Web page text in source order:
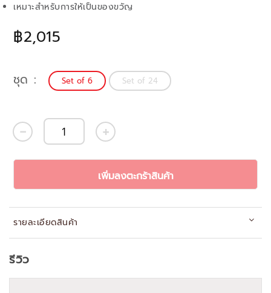
฿2,015
เหมาะสำหรับการให้เป็นของขวัญ
ชุด Set of 6 Set of 24
เพิ่มลงตะกร้าสินค้า
รายละเอียดสินค้า
รีวิว